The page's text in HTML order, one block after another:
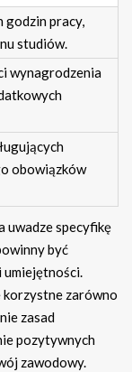
godzin pracy,
studiów.
wynagrodzenia
obowiązków
uwadze specyfikę
być
umiejętności.
korzystne zarówno
zasad
pozytywnych
zawodowy.